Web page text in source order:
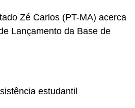
Zé Carlos (PT-MA) acerca
Lançamento da Base de
estudantil